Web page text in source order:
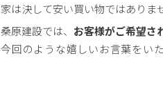
家は決して安い買い物ではありま
桑原建設では、 お客様がご希望さ
今回のような嬉しいお言葉をい